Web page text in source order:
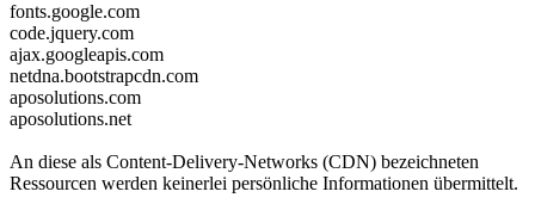
fonts.google.com
code.jquery.com
ajax.googleapis.com
netdna.bootstrapcdn.com
aposolutions.com
aposolutions.net
An diese als Content-Delivery-Networks (CDN) bezeichneten
Ressourcen werden keinerlei persönliche Informationen übermittelt.